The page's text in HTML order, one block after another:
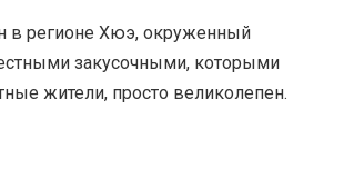
в регионе Хюэ, окруженный
закусочными, которыми
жители, просто великолепен.